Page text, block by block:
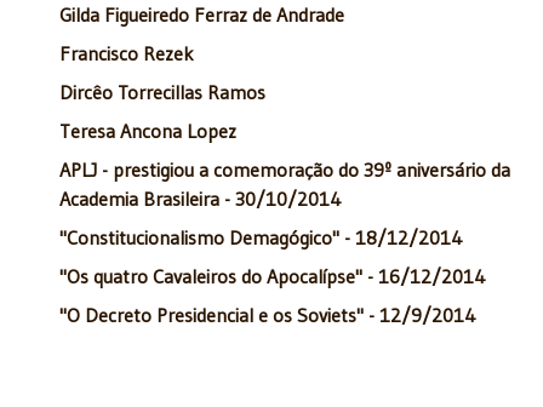
Gilda Figueiredo Ferraz de Andrade
Francisco Rezek
Dircêo Torrecillas Ramos
Teresa Ancona Lopez
APLJ - prestigiou a comemoração do 39º aniversário da
Academia Brasileira - 30/10/2014
"Constitucionalismo Demagógico" - 18/12/2014
"Os quatro Cavaleiros do Apocalípse" - 16/12/2014
"O Decreto Presidencial e os Soviets" - 12/9/2014